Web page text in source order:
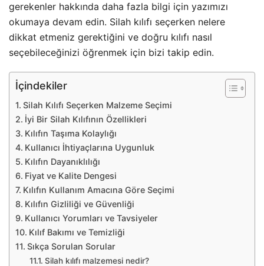
gerekenler hakkında daha fazla bilgi için yazımızı
okumaya devam edin. Silah kılıfı seçerken nelere
dikkat etmeniz gerektiğini ve doğru kılıfı nasıl
seçebileceğinizi öğrenmek için bizi takip edin.
İçindekiler
Silah Kılıfı Seçerken Malzeme Seçimi
İyi Bir Silah Kılıfının Özellikleri
Kılıfın Taşıma Kolaylığı
Kullanıcı İhtiyaçlarına Uygunluk
Kılıfın Dayanıklılığı
Fiyat ve Kalite Dengesi
Kılıfın Kullanım Amacına Göre Seçimi
Kılıfın Gizliliği ve Güvenliği
Kullanıcı Yorumları ve Tavsiyeler
Kılıf Bakımı ve Temizliği
Sıkça Sorulan Sorular
Silah kılıfı malzemesi nedir?